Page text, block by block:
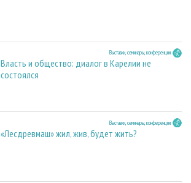
Выставки, семинары, конференции
Власть и общество: диалог в Карелии не
состоялся
Выставки, семинары, конференции
«Лесдревмаш» жил, жив, будет жить?